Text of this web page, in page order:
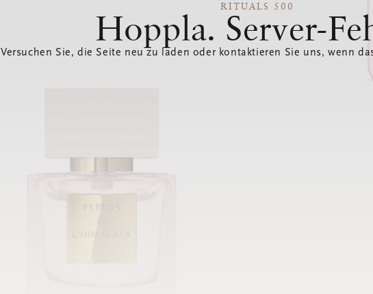
RITUALS 500
Hoppla. Server-
Versuchen Sie, die Seite neu zu laden oder kontaktieren Sie uns, wenn